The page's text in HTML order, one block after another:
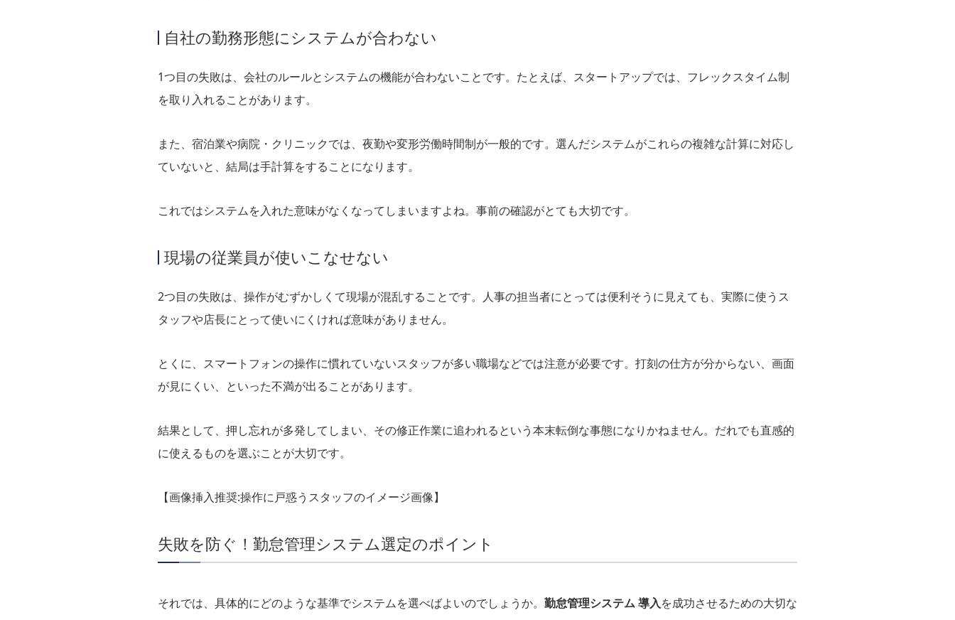
自社の勤務形態にシステムが合わない
1つ目の失敗は、会社のルールとシステムの機能が合わないことです。たとえば、スタートアップでは、フレックスタイム制
を取り入れることがあります。
また、宿泊業や病院・クリニックでは、夜勤や変形労働時間制が一般的です。選んだシステムがこれらの複雑な計算に対応し
ていないと、結局は手計算をすることになります。
これではシステムを入れた意味がなくなってしまいますよね。事前の確認がとても大切です。
現場の従業員が使いこなせない
2つ目の失敗は、操作がむずかしくて現場が混乱することです。人事の担当者にとっては便利そうに見えても、実際に使うス
タッフや店長にとって使いにくければ意味がありません。
とくに、スマートフォンの操作に慣れていないスタッフが多い職場などでは注意が必要です。打刻の仕方が分からない、画面
が見にくい、といった不満が出ることがあります。
結果として、押し忘れが多発してしまい、その修正作業に追われるという本末転倒な事態になりかねません。だれでも直感的
に使えるものを選ぶことが大切です。
【画像挿入推奨:操作に戸惑うスタッフのイメージ画像】
失敗を防ぐ！勤怠管理システム選定のポイント
それでは、具体的にどのような基準でシステムを選べばよいのでしょうか。 勤怠管理システム 導入を成功させるための大切な